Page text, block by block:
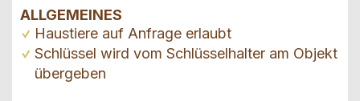
ALLGEMEINES
Haustiere auf Anfrage erlaubt
Schlüssel wird vom Schlüsselhalter am Objekt
übergeben